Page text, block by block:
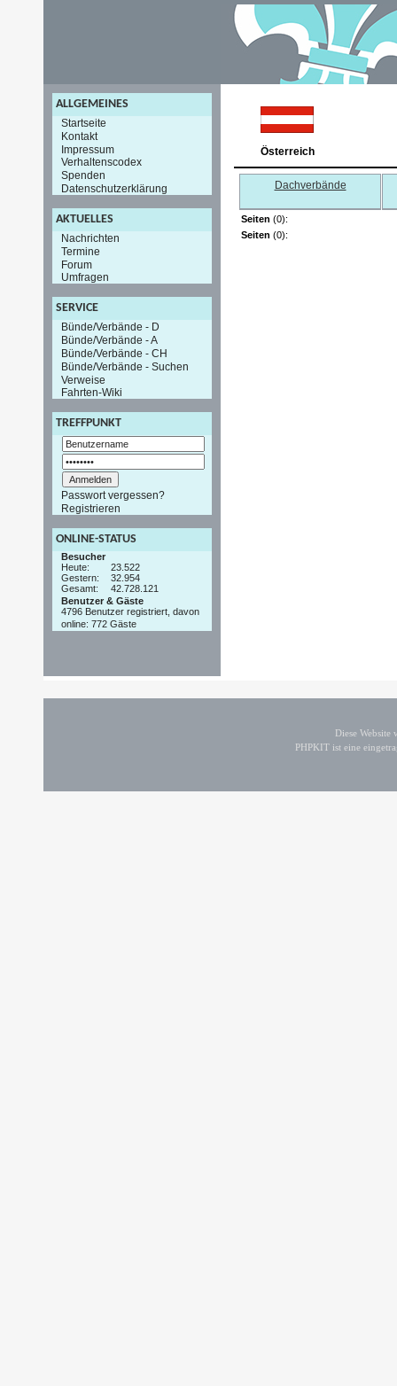
ALLGEMEINES
Startseite
Kontakt
Impressum
Verhaltenscodex
Spenden
Datenschutzerklärung
AKTUELLES
Nachrichten
Termine
Forum
Umfragen
SERVICE
Bünde/Verbände - D
Bünde/Verbände - A
Bünde/Verbände - CH
Bünde/Verbände - Suchen
Verweise
Fahrten-Wiki
TREFFPUNKT
Passwort vergessen?
Registrieren
ONLINE-STATUS
Besucher
Heute:
23.522
Gestern:
32.954
Gesamt:
42.728.121
Benutzer & Gäste
4796 Benutzer registriert, davon
online: 772 Gäste
Österreich
Dachverbände
Seiten (0):
Seiten (0):
Diese
PHPKIT ist eine